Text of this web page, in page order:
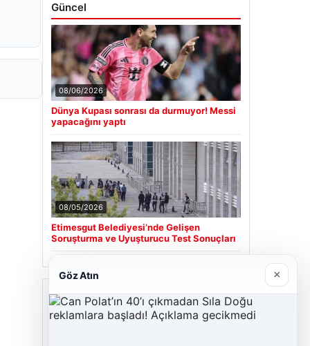
Güncel
08/06/2026
Dünya Kupası sonrası da durmuyor! Messi
yapacağını yaptı
08/05/2026
Etimesgut Belediyesi’nde Gelişen
Soruşturma ve Uyuşturucu Test Sonuçları
Son Eklenen Firmalar
Göz Atın ×